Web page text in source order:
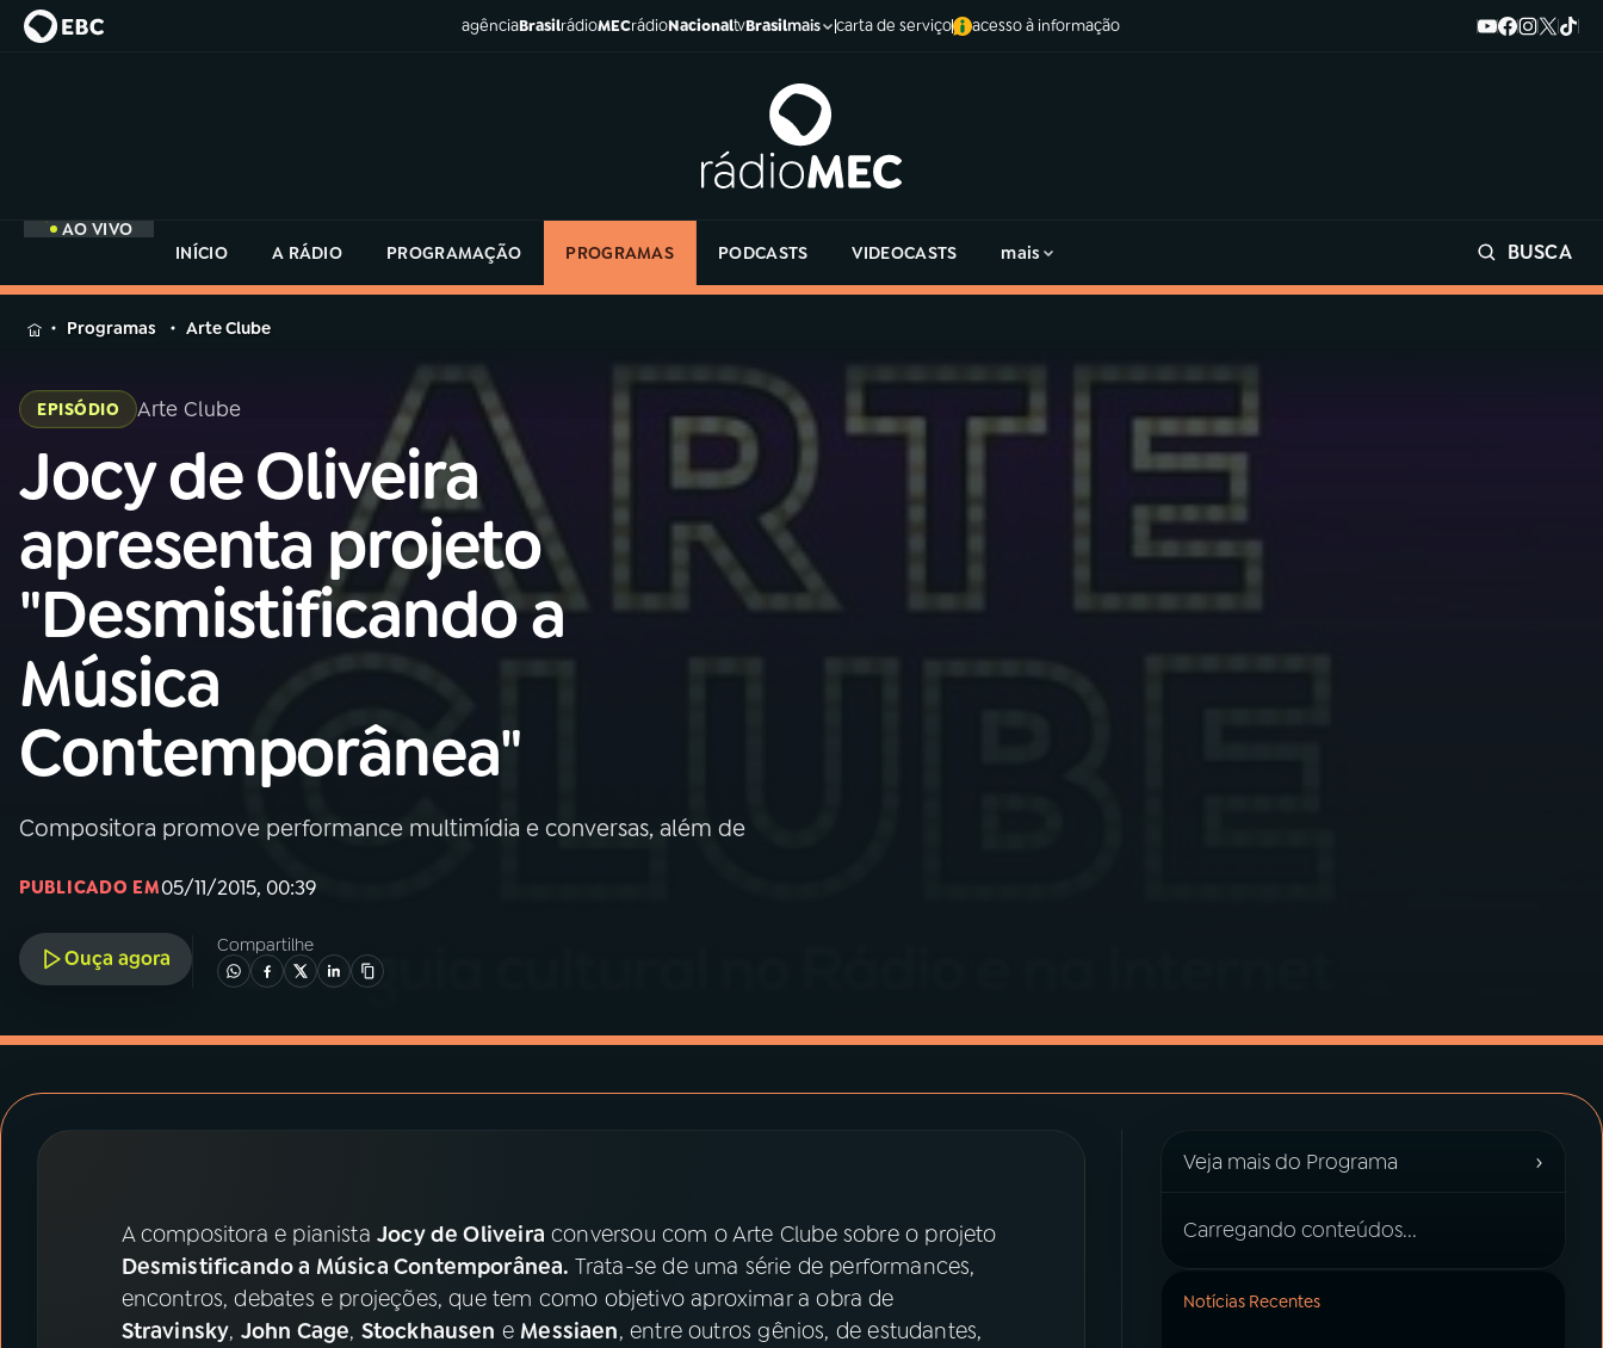
agênciaBrasilrádioMECrádioNacionaltvBrasilmais carta de serviço acesso à informação
AO VIVO
INÍCIO
A RÁDIO PROGRAMAÇÃO PROGRAMAS PODCASTS VIDEOCASTS mais BUSCA
MENU
Buscar
na
Rádio
MEC
Buscar
AO VIVO
01 INÍCIO
02 A RÁDIO
03 PROGRAMAÇÃO
04PROGRAMAS
ACOMPANHE A RÁDIO MEC
na
Rádio
Programas Arte Clube
EPISÓDIO Arte Clube
Jocy de Oliveira
apresenta projeto
"Desmistificando a
Música
Contemporânea"
Compositora promove performance multimídia e conversas, além de
PUBLICADO EM05/11/2015, 00:39
Ouça agora
Compartilhe
A compositora e pianista Jocy de Oliveira conversou com o Arte Clube sobre o projeto
Desmistificando a Música Contemporânea. Trata-se de uma série de performances,
encontros, debates e projeções, que tem como objetivo aproximar a obra de
Stravinsky, John Cage, Stockhausen e Messiaen, entre outros gênios, de estudantes,
Veja mais do Programa ›
Carregando conteúdos...
Notícias Recentes